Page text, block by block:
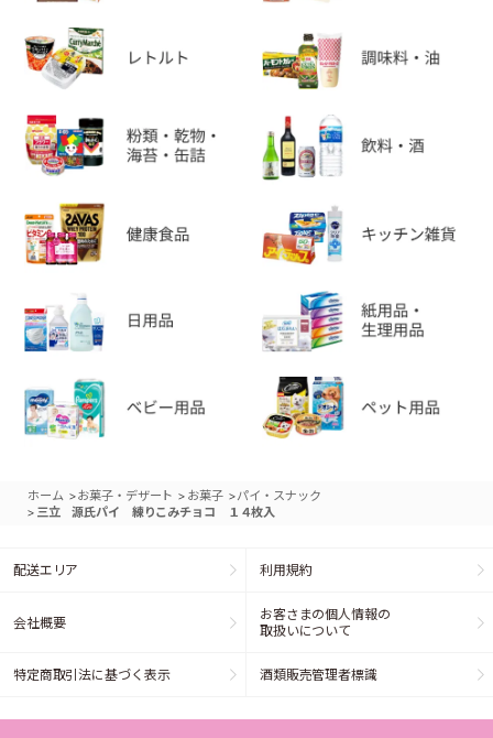
ホーム >お菓子・デザート > お菓子 >パイ・スナック
> 三立 源氏パイ 練りこみチョコ １４枚入
配送エリア 利用規約
会社概要
お客さまの個人情報の
取扱いについて
特定商取引法に基づく表示 酒類販売管理者標識